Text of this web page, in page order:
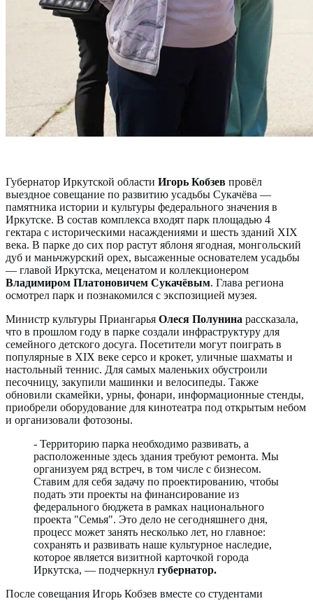
Губернатор Иркутской области Игорь Кобзев провёл
выездное совещание по развитию усадьбы Сукачёва —
памятника истории и культуры федерального значения в
Иркутске. В состав комплекса входят парк площадью 4
гектара с историческими насаждениями и шесть зданий XIX
века. В парке до сих пор растут яблоня ягодная, монгольский
дуб и маньчжурский орех, высаженные основателем усадьбы
— главой Иркутска, меценатом и коллекционером
Владимиром Платоновичем Сукачёвым. Глава региона
осмотрел парк и познакомился с экспозицией музея.
Министр культуры Приангарья Олеся Полунина рассказала,
что в прошлом году в парке создали инфраструктуру для
семейного детского досуга. Посетители могут поиграть в
популярные в XIX веке серсо и крокет, уличные шахматы и
настольный теннис. Для самых маленьких обустроили
песочницу, закупили машинки и велосипеды. Также
обновили скамейки, урны, фонари, информационные стенды,
приобрели оборудование для кинотеатра под открытым небом
и организовали фотозоны.
- Территорию парка необходимо развивать, а
расположенные здесь здания требуют ремонта. Мы
организуем ряд встреч, в том числе с бизнесом.
Ставим для себя задачу по проектированию, чтобы
подать эти проекты на финансирование из
федерального бюджета в рамках национального
проекта "Семья". Это дело не сегодняшнего дня,
процесс может занять несколько лет, но главное:
сохранять и развивать наше культурное наследие,
которое является визитной карточкой города
Иркутска, — подчеркнул губернатор.
После совещания Игорь Кобзев вместе со студентами